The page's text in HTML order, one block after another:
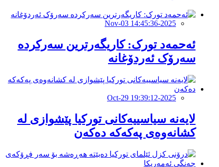
2025-Nov-03 14:45:36
ئەحمەد تورک: کاریگەرترین سەرکردە
سەرۆک ئەردۆغانە
2025-Oct-29 19:39:12
لایەنە سیاسییەکانی تورکیا پێشوازی لە
کشانەوەی پەکەکە دەکەن